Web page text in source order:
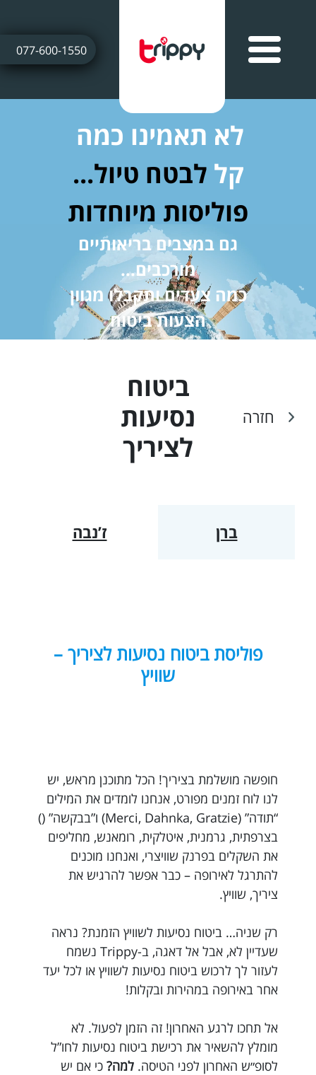
077-600-1550
לא תאמינו כמה
קל לבטח טיול...
פוליסות מיוחדות
גם במצבים בריאותיים
מורכבים...
כמה צעדים ותקבלו מגוון
הצעות ביטוח
חזרה
ביטוח
נסיעות
לציריך
ברן ז’נבה
פוליסת ביטוח נסיעות לציריך –
שוויץ
חופשה מושלמת בציריך! הכל מתוכנן מראש, יש
לנו לוח זמנים מפורט, אנחנו לומדים את המילים
“תודה” (Merci, Dahnka, Gratzie) ו”בבקשה” ()
בצרפתית, גרמנית, איטלקית, רומאנש, מחליפים
את השקלים בפרנק שוויצרי, ואנחנו מוכנים
להתרגל לאירופה – כבר אפשר להרגיש את
ציריך, שוויץ.
רק שניה… ביטוח נסיעות לשוויץ הזמנת? נראה
שעדיין לא, אבל אל דאגה, ב-Trippy נשמח
לעזור לך לרכוש ביטוח נסיעות לשוויץ או לכל יעד
אחר באירופה במהירות ובקלות!
אל תחכו לרגע האחרון! זה הזמן לפעול. לא
מומלץ להשאיר את רכישת ביטוח נסיעות לחו”ל
לסופ״ש האחרון לפני הטיסה. למה? כי אם יש